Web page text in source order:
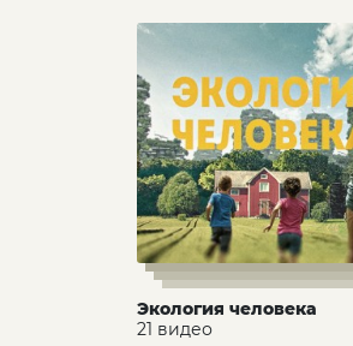
Экология человека
21 видео